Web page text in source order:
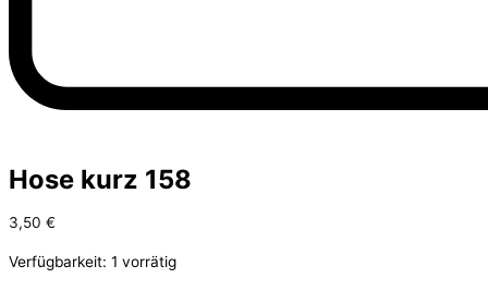
Hose kurz 158
3,50 €
Verfügbarkeit: 1 vorrätig